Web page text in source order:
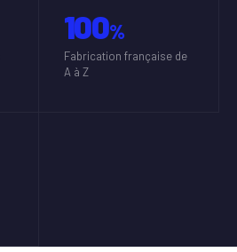
100%
Fabrication française de
A à Z